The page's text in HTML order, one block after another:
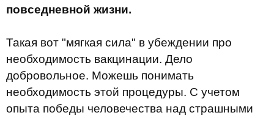
повседневной жизни.
Такая вот "мягкая сила" в убеждении про
необходимость вакцинации. Дело
добровольное. Можешь понимать
необходимость этой процедуры. С учетом
опыта победы человечества над страшными